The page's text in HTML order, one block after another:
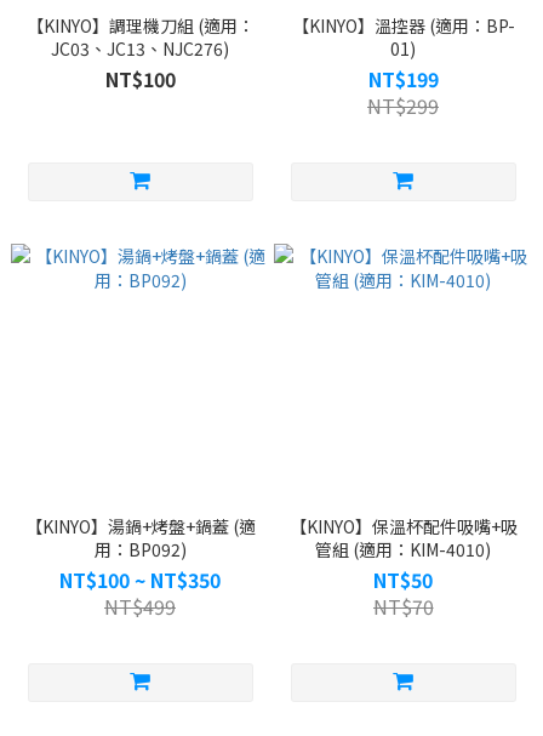
【KINYO】調理機刀組 (適用：
JC03、JC13、NJC276)
NT$100
【KINYO】溫控器 (適用：BP-
01)
NT$199
NT$299
【KINYO】湯鍋+烤盤+鍋蓋 (適
用：BP092)
NT$100 ~ NT$350
NT$499
【KINYO】保溫杯配件吸嘴+吸
管組 (適用：KIM-4010)
NT$50
NT$70